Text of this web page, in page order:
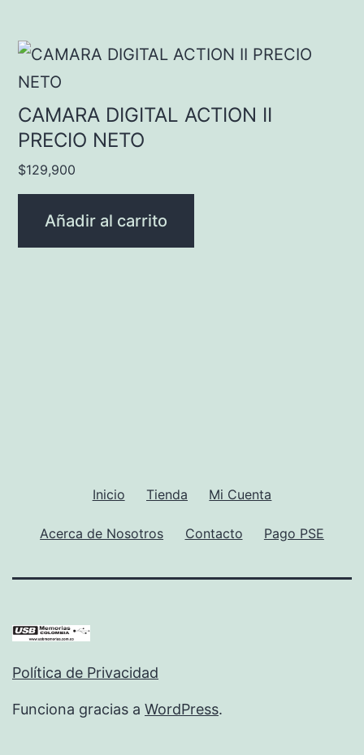
CAMARA DIGITAL ACTION II
PRECIO NETO
$129,900
Añadir al carrito
Inicio Tienda Mi Cuenta
Acerca de Nosotros Contacto Pago PSE
Política de Privacidad
Funciona gracias a WordPress.